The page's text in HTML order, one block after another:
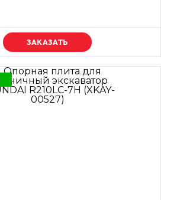
Уточняйте цену